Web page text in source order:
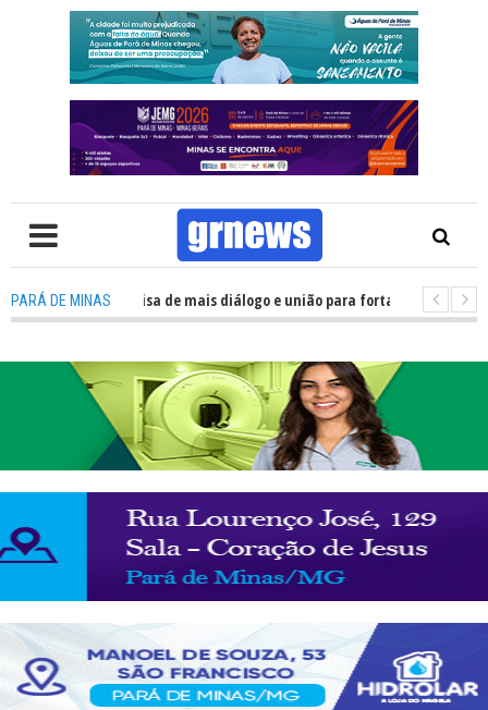
PARÁ DE MINAS
TV: Política precisa de mais diálogo e união para fortalecer Minas e